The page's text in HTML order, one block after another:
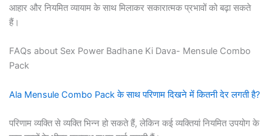
आहार और नियमित व्यायाम के साथ मिलाकर सकारात्मक प्रभावों को बढ़ा सकते
हैं।
FAQs about Sex Power Badhane Ki Dava- Mensule Combo
Pack
Ala Mensule Combo Pack के साथ परिणाम दिखने में कितनी देर लगती है?
परिणाम व्यक्ति से व्यक्ति भिन्न हो सकते हैं, लेकिन कई व्यक्तियां नियमित उपयोग के